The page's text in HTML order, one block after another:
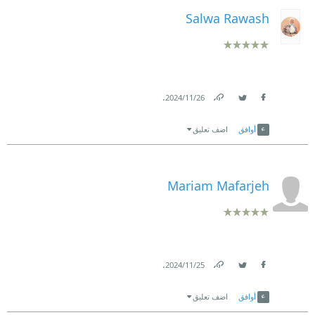
Salwa Rawash
26‏/11‏/2024
.
أوافق اضف تعليق
Mariam Mafarjeh
25‏/11‏/2024
.
أوافق اضف تعليق